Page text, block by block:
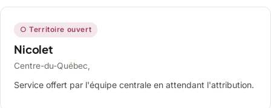
○ Territoire ouvert
Nicolet
Centre-du-Québec,
Service offert par l'équipe centrale en attendant l'attribution.